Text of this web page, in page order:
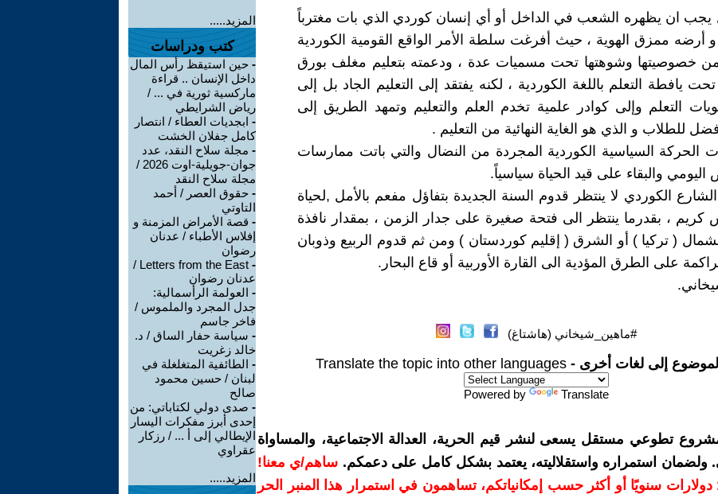
يجب ان يظهره الشعب في الداخل أو أي إنسان كوردي الذي بات مغترباً
أرضه ممزق الهوية ، حيث أفرغت سلطة الأمر الواقع القومية الكوردية
من خصوصيتها وشوهتها تحت مسميات عدة ، ودعمته بتعليم مغلف بورق
يافطة التعلم باللغة الكوردية ، لكنه يفتقد إلى التعليم الجاد بل إلى
التعلم وإلى كوادر علمية تخدم العلم والتعليم وتمهد الطريق إلى
للطلاب و الذي هو الغاية النهائية من التعليم .
الحركة السياسية الكوردية المجردة من النضال والتي باتت ممارسات
اليومي والبقاء على قيد الحياة سياسياً.
الكوردي لا ينتظر قدوم السنة الجديدة بتفاؤل مفعم بالأمل ,لحياة
كريم ، بقدرما ينتظر الى فتحة صغيرة على جدار الزمن ، بمقدار نافذة
( تركيا ) أو الشرق ( إقليم كوردستان ) ومن ثم قدوم الربيع وذوبان
على الطرق المؤدية الى القارة الأوربية أو قاع البحار.
#ماهين_شيخاني (هاشتاغ)
إلى لغات أخرى - Translate the topic into other languages
Powered by Translate
مشروع تطوعي مستقل يسعى لنشر قيم الحرية، العدالة الاجتماعية، والمساواة
ولضمان استمراره واستقلاليته، يعتمد بشكل كامل على دعمكم. ساهم/ي معنا!
بدعمكم بمبلغ 10 دولارات سنويًا أو أكثر حسب إمكانياتكم، تساهمون في استمرار هذا المنبر الحر
المزيد.....
كتب ودراسات
- حين استيقظ رأس المال
داخل الإنسان .. قراءة
ماركسية ثورية في ... /
رياض الشرايطي
- ابجديات العطاء / انتصار
كامل جفلان الخشت
- مجلة سلاح النقد، عدد
جوان-جويلية-اوت 2026 /
مجلة سلاح النقد
- حقوق العصر / أحمد
التاوتي
- قصة الأمراض المزمنة و
إفلاس الأطباء / عدنان
رضوان
-
Letters from the East /
عدنان رضوان
- العولمة الرأسمالية:
جدل المجرد والملموس /
فاخر جاسم
- سياسة حفار الساق / د.
خالد زغريت
- الطائفية المتغلغلة في
لبنان / حسين محمود
صالح
- صدى دولي لكتاباتي: من
إحدى أبرز مفكرات اليسار
الإيطالي إلى أ ... / رزكار
عقراوي
المزيد.....